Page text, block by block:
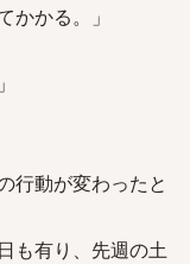
かかる。」
行動が変わったと
も有り、先週の土